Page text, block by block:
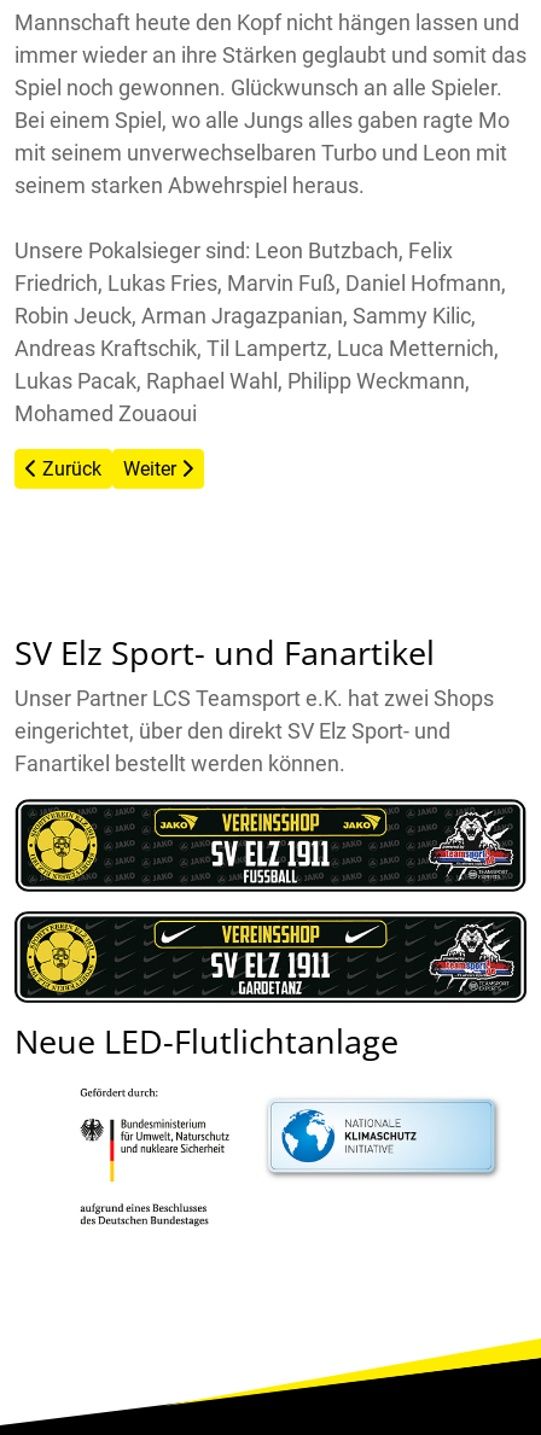
Mannschaft heute den Kopf nicht hängen lassen und
immer wieder an ihre Stärken geglaubt und somit das
Spiel noch gewonnen. Glückwunsch an alle Spieler.
Bei einem Spiel, wo alle Jungs alles gaben ragte Mo
mit seinem unverwechselbaren Turbo und Leon mit
seinem starken Abwehrspiel heraus.
Unsere Pokalsieger sind: Leon Butzbach, Felix
Friedrich, Lukas Fries, Marvin Fuß, Daniel Hofmann,
Robin Jeuck, Arman Jragazpanian, Sammy Kilic,
Andreas Kraftschik, Til Lampertz, Luca Metternich,
Lukas Pacak, Raphael Wahl, Philipp Weckmann,
Mohamed Zouaoui
Vorheriger Beitrag: D11-1 - Jugend - Pokalsieger
Zurück Nächster Beitrag: Jahresbericht 2009
Weiter
SV Elz Sport- und Fanartikel
Unser Partner LCS Teamsport e.K. hat zwei Shops
eingerichtet, über den direkt SV Elz Sport- und
Fanartikel bestellt werden können.
Neue LED-Flutlichtanlage